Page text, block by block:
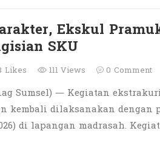
Ekskul
SKU
Likes 111 Views 0 Comment
Sumsel) — Kegiatan
kembali dilaksanakan dengan
di lapangan madrasah.